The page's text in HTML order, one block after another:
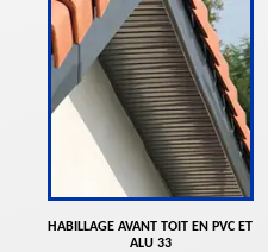
HABILLAGE AVANT TOIT EN PVC ET
ALU 33